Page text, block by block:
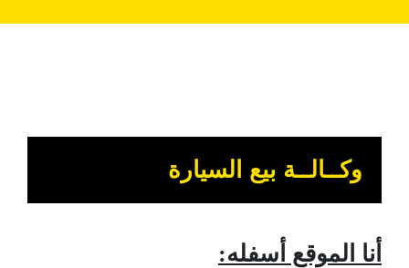
وكــالــة بيع السيارة
أنا الموقع أسفله: